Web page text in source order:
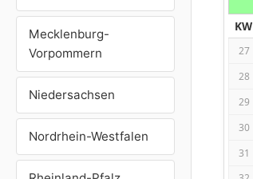
Mecklenburg-
Vorpommern
Niedersachsen
Nordrhein-Westfalen
KW
27
28
29
30
31